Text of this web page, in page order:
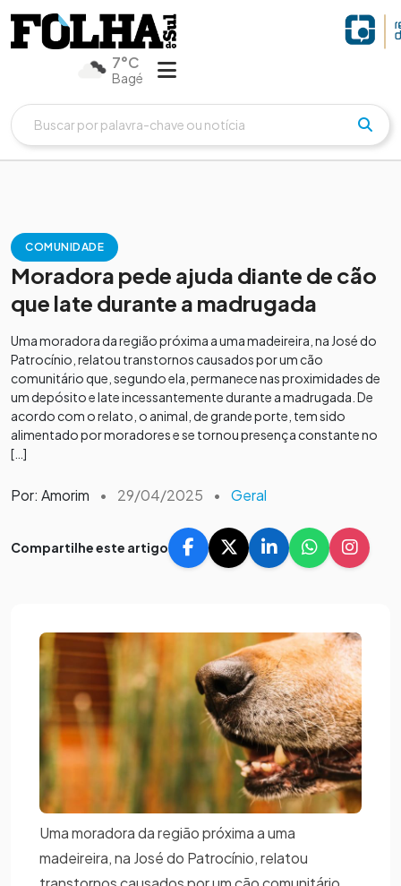
7°C
Bagé
COMUNIDADE
Moradora pede ajuda diante de cão
que late durante a madrugada
Uma moradora da região próxima a uma madeireira, na José do
Patrocínio, relatou transtornos causados por um cão
comunitário que, segundo ela, permanece nas proximidades de
um depósito e late incessantemente durante a madrugada. De
acordo com o relato, o animal, de grande porte, tem sido
alimentado por moradores e se tornou presença constante no
[…]
Por: Amorim • 29/04/2025 • Geral
Compartilhe este artigo
Uma moradora da região próxima a uma
madeireira, na José do Patrocínio, relatou